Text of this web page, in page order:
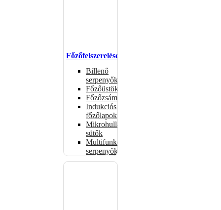
Főzőfelszerelések
Billenő
serpenyők
Főzőüstök
Főzőzsámolyok
Indukciós
főzőlapok
Mikrohullámú
sütők
Multifunkciós
serpenyők